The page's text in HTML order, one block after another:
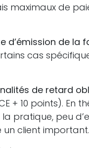
maximaux de
d’émission de la
cas
de retard
+ 10 points). En
pratique, peu
client important.